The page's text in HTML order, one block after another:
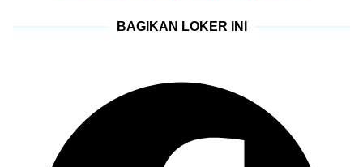
BAGIKAN LOKER INI